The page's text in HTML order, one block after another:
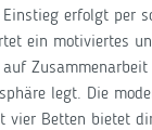
erfolgt per
ein motiviertes
legt. Die
vier Betten bietet